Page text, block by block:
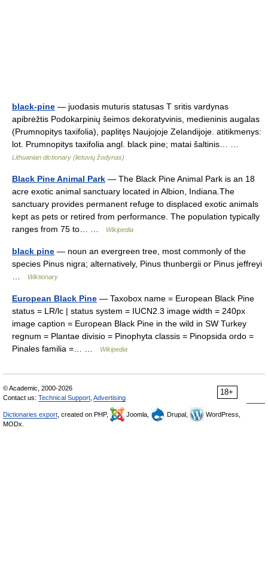
black-pine — juodasis muturis statusas T sritis vardynas
apibrėžtis Podokarpinių šeimos dekoratyvinis, medieninis augalas
(Prumnopitys taxifolia), paplitęs Naujojoje Zelandijoje. atitikmenys:
lot. Prumnopitys taxifolia angl. black pine; matai šaltinis… …
Lithuanian dictionary (lietuvių žodynas)
Black Pine Animal Park — The Black Pine Animal Park is an 18
acre exotic animal sanctuary located in Albion, Indiana.The
sanctuary provides permanent refuge to displaced exotic animals
kept as pets or retired from performance. The population typically
ranges from 75 to… …
Wikipedia
black pine — noun an evergreen tree, most commonly of the
species Pinus nigra; alternatively, Pinus thunbergii or Pinus jeffreyi
Wiktionary
European Black Pine — Taxobox name = European Black Pine
status = LR/lc | status system = IUCN2.3 image width = 240px
image caption = European Black Pine in the wild in SW Turkey
regnum = Plantae divisio = Pinophyta classis = Pinopsida ordo =
Pinales familia =… …
Wikipedia
18+
© Academic, 2000-2026
Contact us: Technical Support Advertising
Dictionaries export , created on PHP, Joomla, Drupal,
WordPress,
MODx.